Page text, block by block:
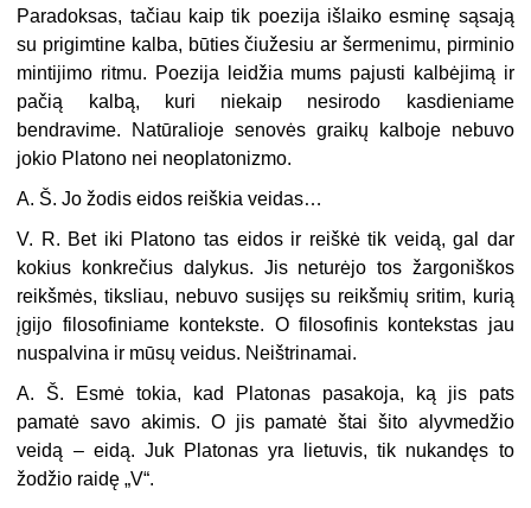
Paradoksas, tačiau kaip tik poezija išlaiko esminę sąsają
su prigimtine kalba, būties čiužesiu ar šermenimu, pirminio
mintijimo ritmu. Poezija leidžia mums pajusti kalbėjimą ir
pačią kalbą, kuri niekaip nesirodo kasdieniame
bendravime. Natūralioje senovės graikų kalboje nebuvo
jokio Platono nei neoplatonizmo.
A. Š. Jo žodis eidos reiškia veidas…
V. R. Bet iki Platono tas eidos ir reiškė tik veidą, gal dar
kokius konkrečius dalykus. Jis neturėjo tos žargoniškos
reikšmės, tiksliau, nebuvo susijęs su reikšmių sritim, kurią
įgijo filosofiniame kontekste. O filosofinis kontekstas jau
nuspalvina ir mūsų veidus. Neištrinamai.
A. Š. Esmė tokia, kad Platonas pasakoja, ką jis pats
pamatė savo akimis. O jis pamatė štai šito alyvmedžio
veidą – eidą. Juk Platonas yra lietuvis, tik nukandęs to
žodžio raidę „V“.